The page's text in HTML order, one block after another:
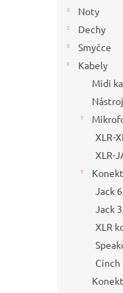
Noty
Dechy
Smyčce
Kabely
Midi
XLR-
XLR-
Jack
Jack
XLR
Cinch